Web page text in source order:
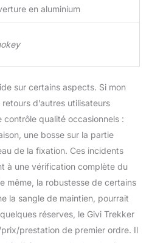
en aluminium
sur certains aspects. Si mon
d’autres utilisateurs
qualité occasionnels :
une bosse sur la partie
de la fixation. Ces incidents
à une vérification complète du
même, la robustesse de certains
la sangle de maintien, pourrait
réserves, le Givi Trekker
prestation de premier ordre. Il